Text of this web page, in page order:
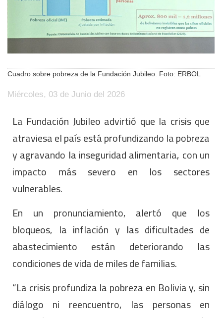
Cuadro sobre pobreza de la Fundación Jubileo. Foto: ERBOL
Miércoles, 03 de Junio del 2026
La Fundación Jubileo advirtió que la crisis que
atraviesa el país está profundizando la pobreza
y agravando la inseguridad alimentaria, con un
impacto más severo en los sectores
vulnerables.
En un pronunciamiento, alertó que los
bloqueos, la inflación y las dificultades de
abastecimiento están deteriorando las
condiciones de vida de miles de familias.
“La crisis profundiza la pobreza en Bolivia y, sin
diálogo ni reencuentro, las personas en